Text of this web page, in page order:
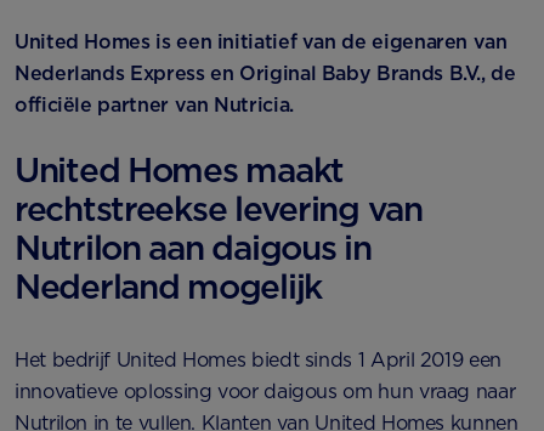
United Homes is een initiatief van de eigenaren van
Nederlands Express en Original Baby Brands B.V., de
officiële partner van Nutricia.
United Homes maakt
rechtstreekse levering van
Nutrilon aan daigous in
Nederland mogelijk
Het bedrijf United Homes biedt sinds 1 April 2019 een
innovatieve oplossing voor daigous om hun vraag naar
Nutrilon in te vullen. Klanten van United Homes kunnen